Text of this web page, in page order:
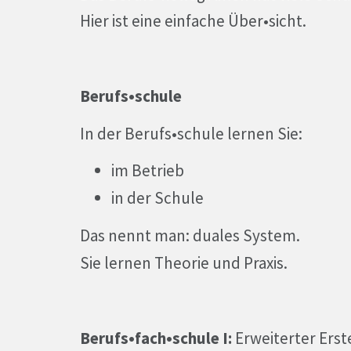
Hier ist eine einfache Über•sicht.
Berufs•schule
In der Berufs•schule lernen Sie:
im Betrieb
in der Schule
Das nennt man: duales System.
Sie lernen Theorie und Praxis.
Berufs•fach•schule I: Erweiterter